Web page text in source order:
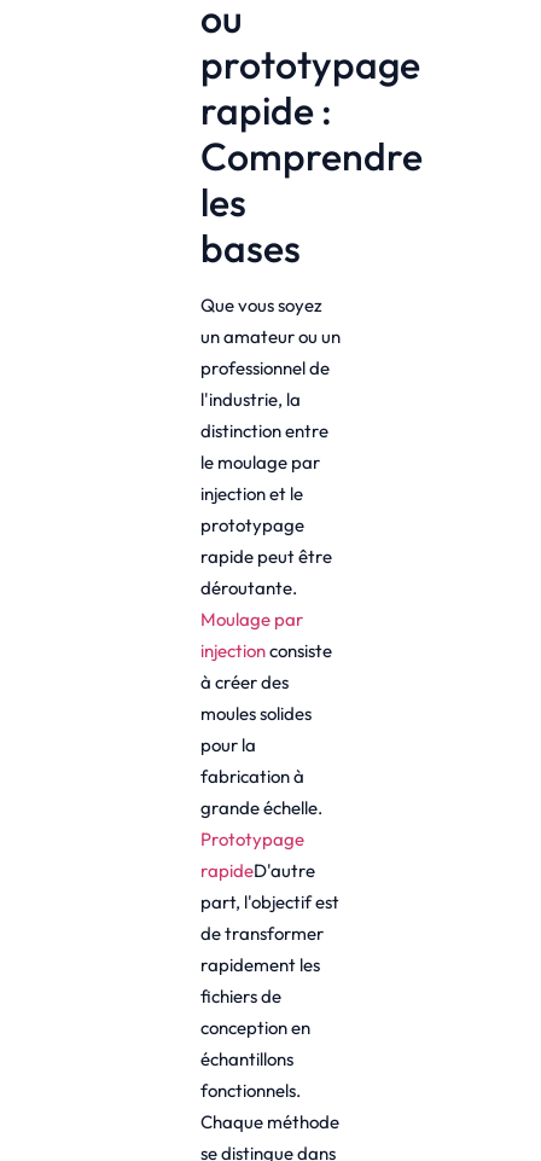
ou
prototypage
rapide :
Comprendre
les
bases
Que vous soyez
un amateur ou un
professionnel de
l'industrie, la
distinction entre
le moulage par
injection et le
prototypage
rapide peut être
déroutante.
Moulage par
injectionconsiste
à créer des
moules solides
pour la
fabrication à
grande échelle.
Prototypage
rapideD'autre
part, l'objectif est
de transformer
rapidement les
fichiers de
conception en
échantillons
fonctionnels.
Chaque méthode
se distingue dans